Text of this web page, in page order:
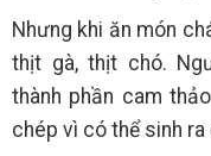
Nhưng khi ăn món
thịt gà, thịt chó.
thành phần cam
chép vì có thể sinh